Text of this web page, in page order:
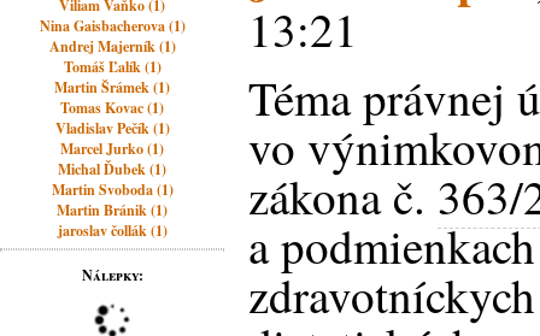
Viliam Vaňko (1)
Nina Gaisbacherova (1)
Andrej Majerník (1)
Tomáš Ľalík (1)
Martin Šrámek (1)
Tomas Kovac (1)
Vladislav Pečík (1)
Marcel Jurko (1)
Michal Ďubek (1)
Martin Svoboda (1)
Martin Bránik (1)
jaroslav čollák (1)
Nálepky:
13:21
Téma právnej
vo
zákona č. 363/
a